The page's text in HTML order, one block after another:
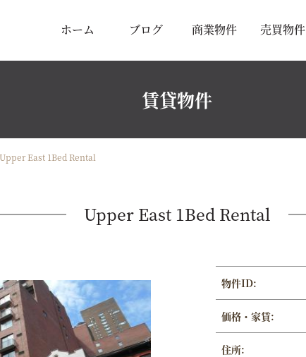
ホーム ブログ 商業物件 売買物件
賃貸物件
Upper East 1Bed Rental
Upper East 1Bed Rental
物件ID:
価格・家賃:
住所: